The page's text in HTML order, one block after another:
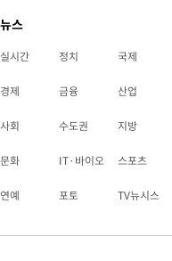
뉴스
실시간 정치 국제
경제 금융 산업
사회 수도권 지방
문화 IT·바이오 스포츠
연예 포토 TV뉴시스